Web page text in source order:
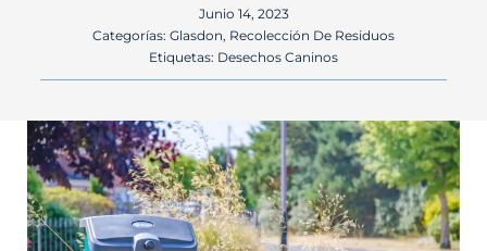
Junio 14, 2023
Categorías: Glasdon, Recolección De Residuos
Etiquetas: Desechos Caninos